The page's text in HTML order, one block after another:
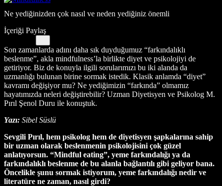
Ne yediğinizden çok nasıl ve neden yediğiniz önemli
İçeriği Paylaş
Son zamanlarda adını daha sık duyduğumuz “farkındalıklı
beslenme”, akla mindfulness’la birlikte diyet ve psikolojiyi de
getiriyor. Biz de konuyla ilgili sorularımızı bu iki alanda da
uzmanlığı bulunan birine sormak istedik. Klasik anlamda “diyet”
kavramı değişiyor mu? Ne yediğimizin “farkında” olmamız
hayatımızda neleri değiştirebilir? Uzman Diyetisyen ve Psikolog M.
Pırıl Şenol Duru ile konuştuk.
Yazı: Sibel Süslü
Sevgili Pırıl, hem psikolog hem de diyetisyen şapkalarına sahip
bir uzman olarak beslenmenin psikolojisini çok güzel
anlatıyorsun. “Mindful eating”, yeme farkındalığı ya da
farkındalıklı beslenme de bu alanla bağlantılı gibi geliyor bana.
Öncelikle şunu sormak istiyorum, yeme farkındalığı nedir ve
literatüre ne zaman, nasıl girdi?